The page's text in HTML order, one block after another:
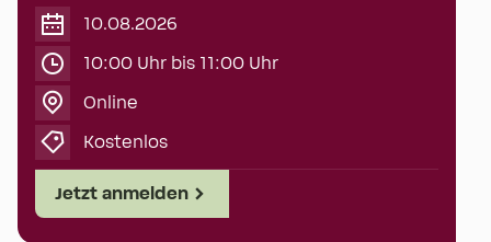
10.08.2026
10:00 Uhr bis 11:00 Uhr
Online
Kostenlos
Jetzt anmelden